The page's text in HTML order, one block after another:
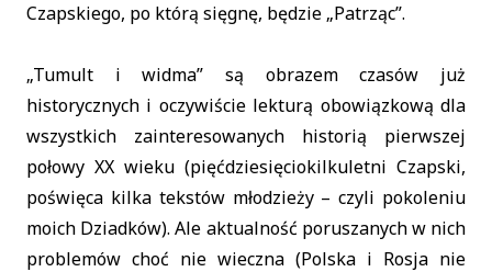
Czapskiego, po którą sięgnę, będzie „Patrząc”.
„Tumult i widma” są obrazem czasów już
historycznych i oczywiście lekturą obowiązkową dla
wszystkich zainteresowanych historią pierwszej
połowy XX wieku (pięćdziesięciokilkuletni Czapski,
poświęca kilka tekstów młodzieży – czyli pokoleniu
moich Dziadków). Ale aktualność poruszanych w nich
problemów choć nie wieczna (Polska i Rosja nie